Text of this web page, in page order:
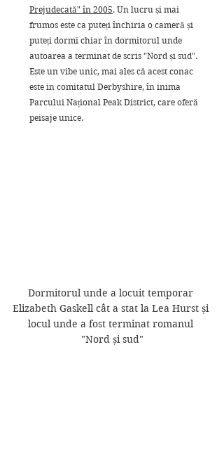
Prejudecată" în 2005. Un lucru și mai
frumos este ca puteți închiria o cameră și
puteți dormi chiar în dormitorul unde
autoarea a terminat de scris "Nord și sud".
Este un vibe unic, mai ales că acest conac
este in comitatul Derbyshire, în inima
Parcului Național Peak District, care oferă
peisaje unice.
Dormitorul unde a locuit temporar
Elizabeth Gaskell cât a stat la Lea Hurst și
locul unde a fost terminat romanul
"Nord și sud"